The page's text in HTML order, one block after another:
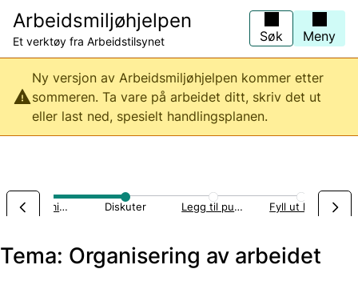
hovedinnhold
Arbeidsmiljøhjelpen
Et verktøy fra Arbeidstilsynet Søk Meny
Ny versjon av Arbeidsmiljøhjelpen kommer etter
sommeren. Ta vare på arbeidet ditt, skriv det ut
eller last ned, spesielt handlingsplanen.
Næringsmiddelindustri Diskuter Legg til punkter
Tema: Organisering av arbeidet